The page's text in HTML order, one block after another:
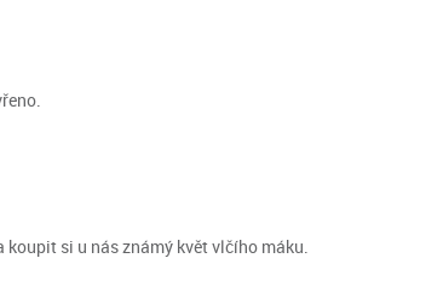
si u nás známý květ vlčího máku.